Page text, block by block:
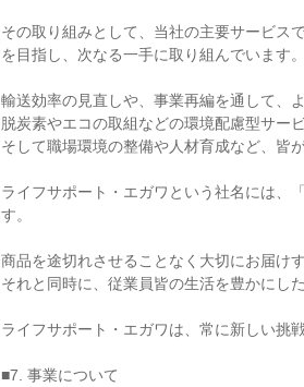
その取り組みとして、当社の主要サービス
を目指し、次なる一手に取り組んでいます。
輸送効率の見直しや、事業再編を通して、
脱炭素やエコの取組などの環境配慮型サー
そして職場環境の整備や人材育成など、皆
ライフサポート・エガワという社名には、
す。
商品を途切れさせることなく大切にお届け
それと同時に、従業員皆の生活を豊かにし
ライフサポート・エガワは、常に新しい挑
■7. 事業について